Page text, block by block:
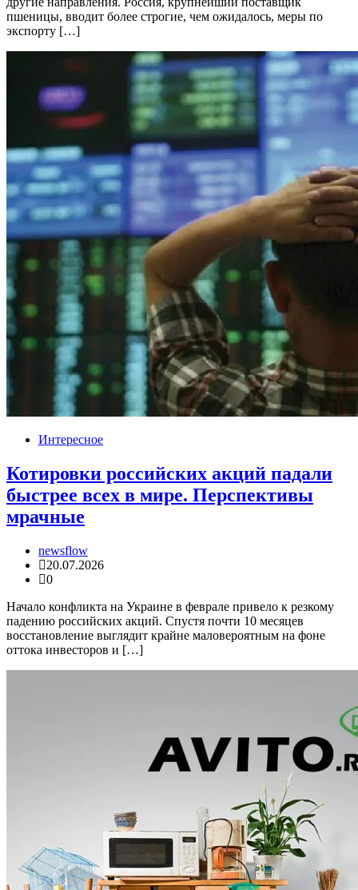
пшеницы, вводит более строгие, чем ожидалось, меры по
экспорту […]
Интересное
Котировки российских акций падали
быстрее всех в мире. Перспективы
мрачные
newsflow
20.07.2026
0
Начало конфликта на Украине в феврале привело к резкому
падению российских акций. Спустя почти 10 месяцев
восстановление выглядит крайне маловероятным на фоне
оттока инвесторов и […]